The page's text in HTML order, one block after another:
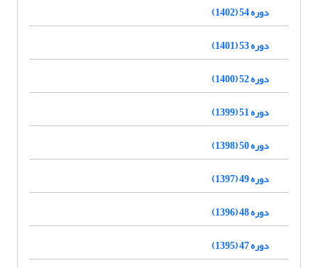
دوره 54 (1402)
دوره 53 (1401)
دوره 52 (1400)
دوره 51 (1399)
دوره 50 (1398)
دوره 49 (1397)
دوره 48 (1396)
دوره 47 (1395)